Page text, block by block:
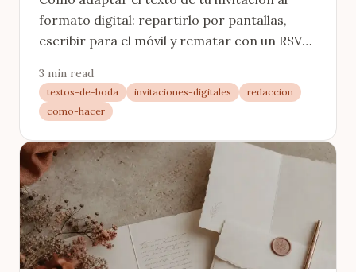
formato digital: repartirlo por pantallas,
escribir para el móvil y rematar con un RSVP
3 min read
textos-de-boda invitaciones-digitales
redaccion
como-hacer